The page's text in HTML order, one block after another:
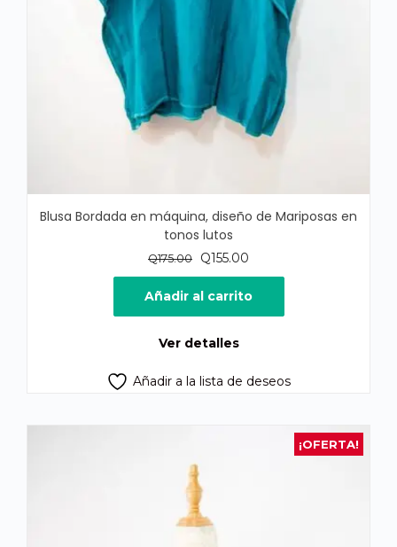
Blusa Bordada en máquina, diseño de Mariposas en
tonos lutos
Q175.00
El
precio
original
era:
Q155.00
precio
actual
es:
Añadir al carrito
Ver detalles
Añadir a la lista de deseos
¡OFERTA!